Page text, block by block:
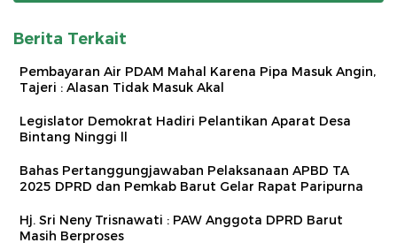
Berita Terkait
Pembayaran Air PDAM Mahal Karena Pipa Masuk Angin,
Tajeri : Alasan Tidak Masuk Akal
Legislator Demokrat Hadiri Pelantikan Aparat Desa
Bintang Ninggi ll
Bahas Pertanggungjawaban Pelaksanaan APBD TA
2025 DPRD dan Pemkab Barut Gelar Rapat Paripurna
Hj. Sri Neny Trisnawati : PAW Anggota DPRD Barut
Masih Berproses